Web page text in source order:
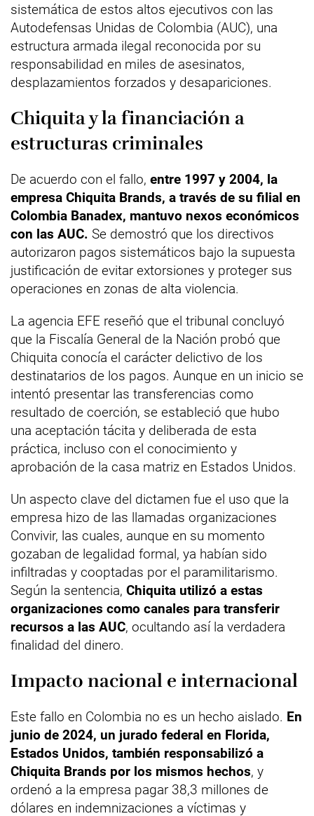
sistemática de estos altos ejecutivos con las
Autodefensas Unidas de Colombia (AUC), una
estructura armada ilegal reconocida por su
responsabilidad en miles de asesinatos,
desplazamientos forzados y desapariciones.
Chiquita y la financiación a
estructuras criminales
De acuerdo con el fallo, entre 1997 y 2004, la
empresa Chiquita Brands, a través de su filial en
Colombia Banadex, mantuvo nexos económicos
con las AUC. Se demostró que los directivos
autorizaron pagos sistemáticos bajo la supuesta
justificación de evitar extorsiones y proteger sus
operaciones en zonas de alta violencia.
La agencia EFE reseñó que el tribunal concluyó
que la Fiscalía General de la Nación probó que
Chiquita conocía el carácter delictivo de los
destinatarios de los pagos. Aunque en un inicio se
intentó presentar las transferencias como
resultado de coerción, se estableció que hubo
una aceptación tácita y deliberada de esta
práctica, incluso con el conocimiento y
aprobación de la casa matriz en Estados Unidos.
Un aspecto clave del dictamen fue el uso que la
empresa hizo de las llamadas organizaciones
Convivir, las cuales, aunque en su momento
gozaban de legalidad formal, ya habían sido
infiltradas y cooptadas por el paramilitarismo.
Según la sentencia, Chiquita utilizó a estas
organizaciones como canales para transferir
recursos a las AUC, ocultando así la verdadera
finalidad del dinero.
Impacto nacional e internacional
Este fallo en Colombia no es un hecho aislado. En
junio de 2024, un jurado federal en Florida,
Estados Unidos, también responsabilizó a
Chiquita Brands por los mismos hechos, y
ordenó a la empresa pagar 38,3 millones de
dólares en indemnizaciones a víctimas y